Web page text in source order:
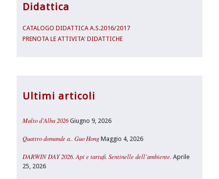
Didattica
CATALOGO DIDATTICA A.S.2016/2017
PRENOTA LE ATTIVITA' DIDATTICHE
Ultimi articoli
Malto d’Alba 2026 Giugno 9, 2026
Quattro domande a.. Guo Hong Maggio 4, 2026
DARWIN DAY 2026. Api e tartufi. Sentinelle dell’ambiente. Aprile
25, 2026